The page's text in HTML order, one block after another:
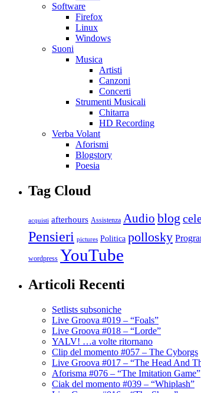
Software
Firefox
Linux
Windows
Suoni
Musica
Artisti
Canzoni
Concerti
Strumenti Musicali
Chitarra
HD Recording
Verba Volant
Aforismi
Blogstory
Poesia
Tag Cloud
acquisti afterhours Assistenza Audio blog
Pensieri pictures Politica pollosky
wordpress YouTube
Articoli Recenti
Setlists subsoniche
Live Groova #019 – “Foals”
Live Groova #018 – “Lorde”
YALV! …a volte ritornano
Clip del momento #057 – The Cyborgs
Live Groova #017 – “The Head And
Aforisma #076 – “The Imitation Game”
Ciak del momento #039 – “Whiplash”